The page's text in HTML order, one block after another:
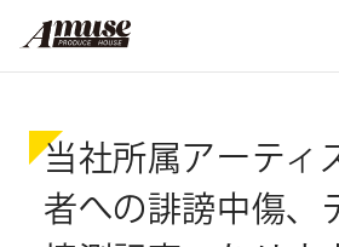
当社所属アーティ
者への誹謗中傷、